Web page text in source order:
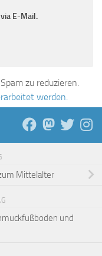
E-Mail.
zu reduzieren.
werden.
Mittelalter
und